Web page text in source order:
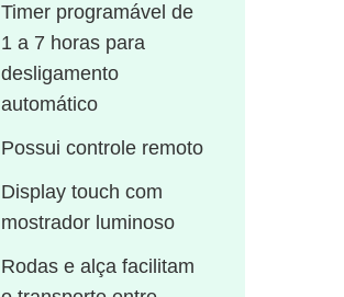
Timer programável de
1 a 7 horas para
desligamento
automático
Possui controle remoto
Display touch com
mostrador luminoso
Rodas e alça facilitam